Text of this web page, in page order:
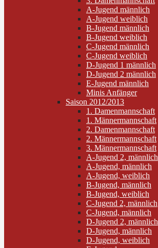
A-Jugend männlich
A-Jugend weiblich
B-Jugend männlich
B-Jugend weiblich
C-Jugend männlich
C-Jugend weiblich
D-Jugend 1 männlich
D-Jugend 2 männlich
E-Jugend männlich
Minis Anfänger
Saison 2012/2013
1. Damenmannschaft
1. Männermannschaft
2. Damenmannschaft
2. Männermannschaft
3. Männermannschaft
A-Jugend 2, männlich
A-Jugend, männlich
A-Jugend, weiblich
B-Jugend, männlich
B-Jugend, weiblich
C-Jugend 2, männlich
C-Jugend, männlich
D-Jugend 2, männlich
D-Jugend, männlich
D-Jugend, weiblich